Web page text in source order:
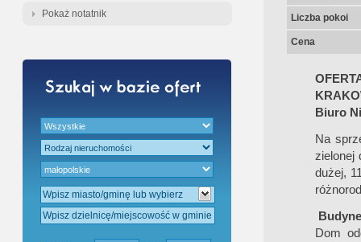
Pokaż notatnik Liczba pokoi
Cena
Biuro
Na
zielonej
dużej,
Dom